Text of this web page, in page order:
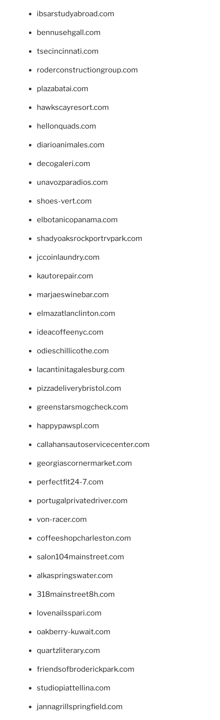
ibsarstudyabroad.com
bennusehgall.com
tsecincinnati.com
roderconstructiongroup.com
plazabatai.com
hawkscayresort.com
hellonquads.com
diarioanimales.com
decogaleri.com
unavozparadios.com
shoes-vert.com
elbotanicopanama.com
shadyoaksrockportrvpark.com
jccoinlaundry.com
kautorepair.com
marjaeswinebar.com
elmazatlanclinton.com
ideacoffeenyc.com
odieschillicothe.com
lacantinitagalesburg.com
pizzadeliverybristol.com
greenstarsmogcheck.com
happypawspl.com
callahansautoservicecenter.com
georgiascornermarket.com
perfectfit24-7.com
portugalprivatedriver.com
von-racer.com
coffeeshopcharleston.com
salon104mainstreet.com
alkaspringswater.com
318mainstreet8h.com
lovenailsspari.com
oakberry-kuwait.com
quartzliterary.com
friendsofbroderickpark.com
studiopiattellina.com
jannagrillspringfield.com